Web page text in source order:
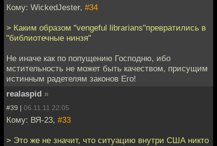
Кому: WickedJester, #34
> Каким образом "vengeful librarians"превратились в
"библиотечные нинзя"
Не иначе как по попущению Господню, ибо
мстительность не может быть качеством, присущим
истинным радетелям законов Его!
realaspid »
#39 | 06.11.11 22:05
Кому: ВЯ-23, #33
> Это же не значит, что ситуацию внутри США никто